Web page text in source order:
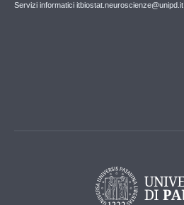
Servizi informatici itbiostat.neuroscienze@unipd.it